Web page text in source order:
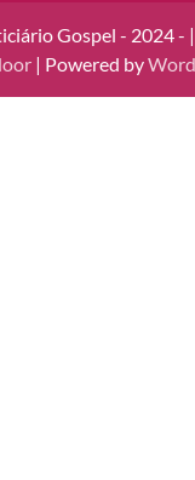
Gospel - 2024 -
| Powered by